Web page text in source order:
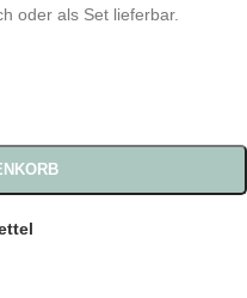
oder als Set lieferbar.